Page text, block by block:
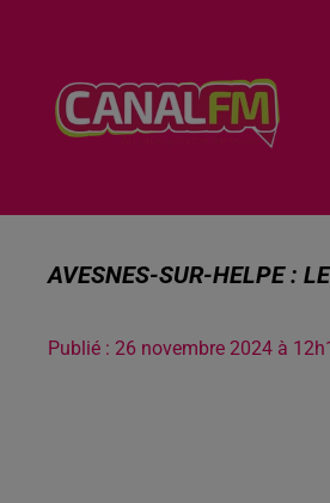
AVESNES-SUR-HELPE :
Publié : 26 novembre 2024 à